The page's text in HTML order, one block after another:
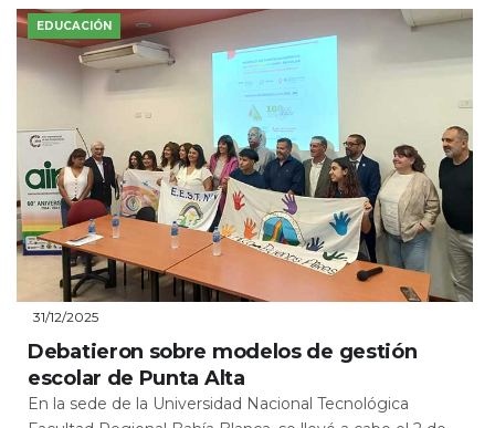
EDUCACIÓN
31/12/2025
Debatieron sobre modelos de gestión
escolar de Punta Alta
En la sede de la Universidad Nacional Tecnológica